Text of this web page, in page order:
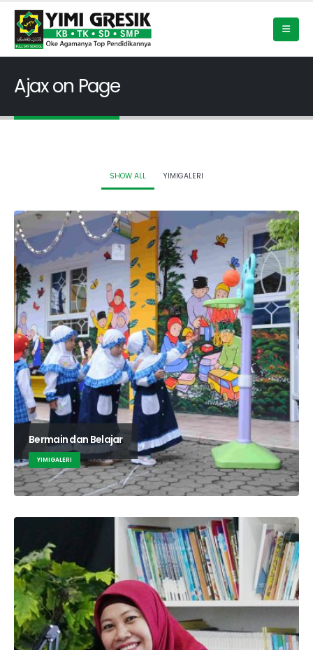
Ajax on Page
SHOW ALL YIMIGALERI
Bermain dan Belajar
YIMIGALERI